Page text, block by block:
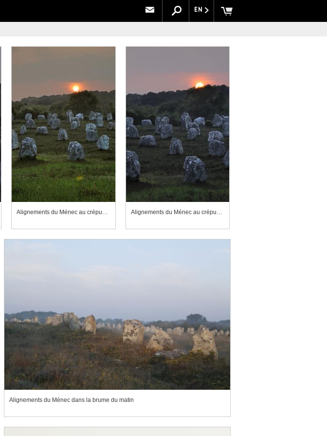
EN
Alignements du Ménec au crépuscule Alignements du Ménec au crépuscule
Alignements du Ménec dans la brume du matin